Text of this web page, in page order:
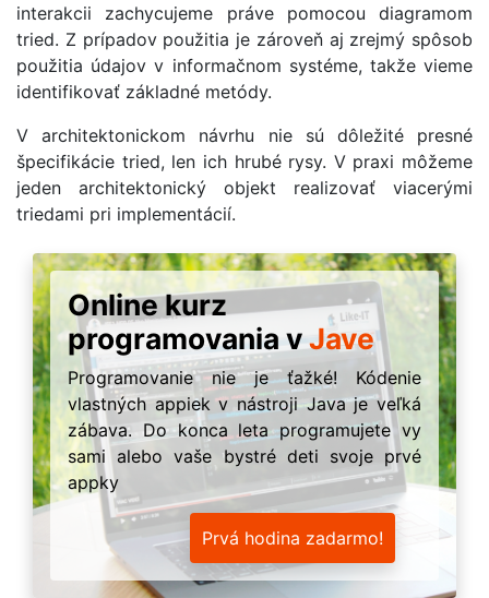
interakcii zachycujeme práve pomocou diagramom
tried. Z prípadov použitia je zároveň aj zrejmý spôsob
použitia údajov v informačnom systéme, takže vieme
identifikovať základné metódy.
V architektonickom návrhu nie sú dôležité presné
špecifikácie tried, len ich hrubé rysy. V praxi môžeme
jeden architektonický objekt realizovať viacerými
triedami pri implementácií.
Online kurz
programovania vJave
Programovanie nie je ťažké! Kódenie
vlastných appiek v nástroji Java je veľká
zábava. Do konca leta programujete vy
sami alebo vaše bystré deti svoje prvé
appky
Prvá hodina zadarmo!